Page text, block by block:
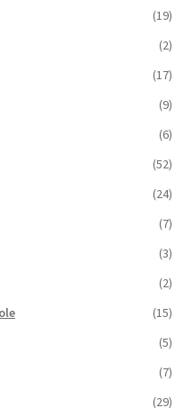
(19)
(2)
(17)
(9)
(6)
(52)
(24)
(7)
(3)
(2)
(15)
(5)
(7)
(29)